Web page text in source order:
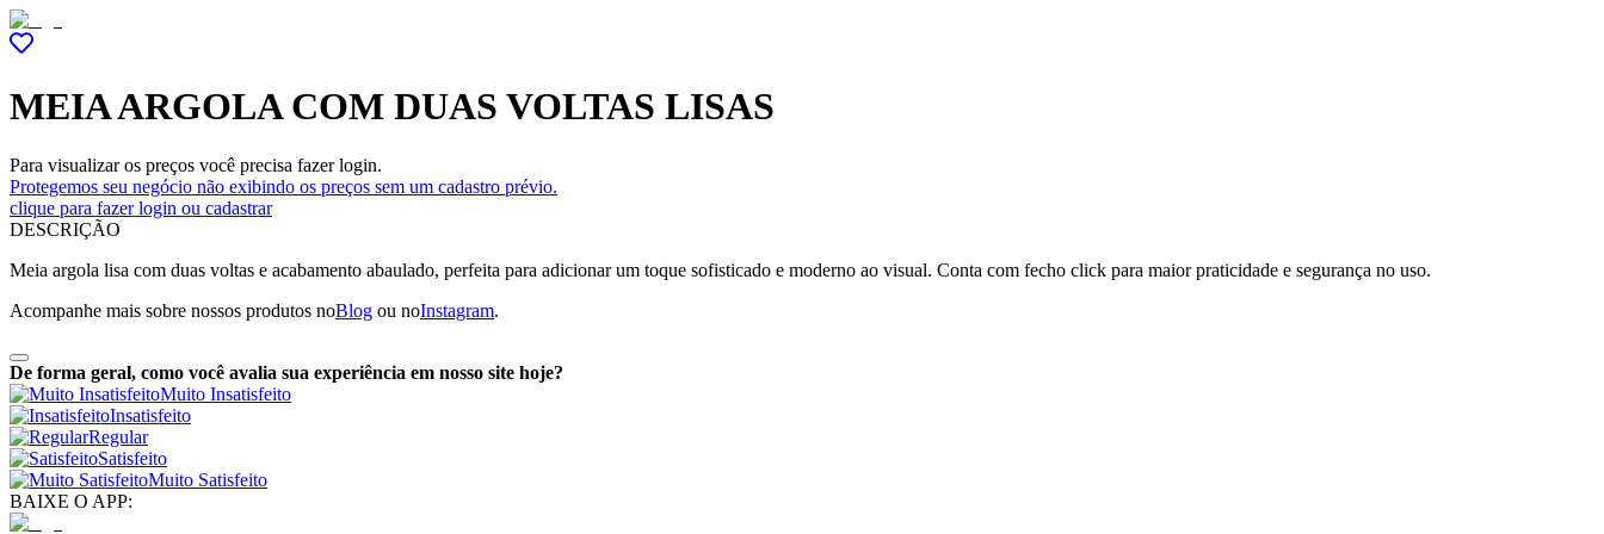
MEIA ARGOLA COM DUAS VOLTAS LISAS
Para visualizar os preços você precisa fazer login.
Protegemos seu negócio não exibindo os preços sem um cadastro prévio.
clique para fazer login ou cadastrar
DESCRIÇÃO
Meia argola lisa com duas voltas e acabamento abaulado, perfeita para adicionar um toque sofisticado e moderno ao visual. Conta com fecho click para maior praticidade e segurança no uso.
Acompanhe mais sobre nossos produtos noBlog ou noInstagram.
De forma geral, como você avalia sua experiência em nosso site hoje?
Muito Insatisfeito
Insatisfeito
Regular
Satisfeito
Muito Satisfeito
BAIXE O APP: